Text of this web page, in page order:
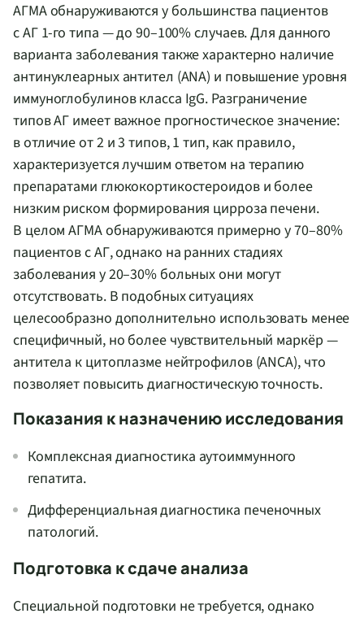
АГМА обнаруживаются у большинства пациентов
с АГ 1-го типа — до 90–100% случаев. Для данного
варианта заболевания также характерно наличие
антинуклеарных антител (ANA) и повышение уровня
иммуноглобулинов класса IgG. Разграничение
типов АГ имеет важное прогностическое значение:
в отличие от 2 и 3 типов, 1 тип, как правило,
характеризуется лучшим ответом на терапию
препаратами глюкокортикостероидов и более
низким риском формирования цирроза печени.
В целом АГМА обнаруживаются примерно у 70–80%
пациентов с АГ, однако на ранних стадиях
заболевания у 20–30% больных они могут
отсутствовать. В подобных ситуациях
целесообразно дополнительно использовать менее
специфичный, но более чувствительный маркёр —
антитела к цитоплазме нейтрофилов (ANCA), что
позволяет повысить диагностическую точность.
Показания к назначению исследования
Комплексная диагностика аутоиммунного
гепатита.
Дифференциальная диагностика печеночных
патологий.
Подготовка к сдаче анализа
Специальной подготовки не требуется, однако